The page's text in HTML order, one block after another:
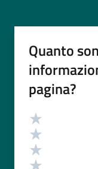
Quanto
pagina?
Valutazione